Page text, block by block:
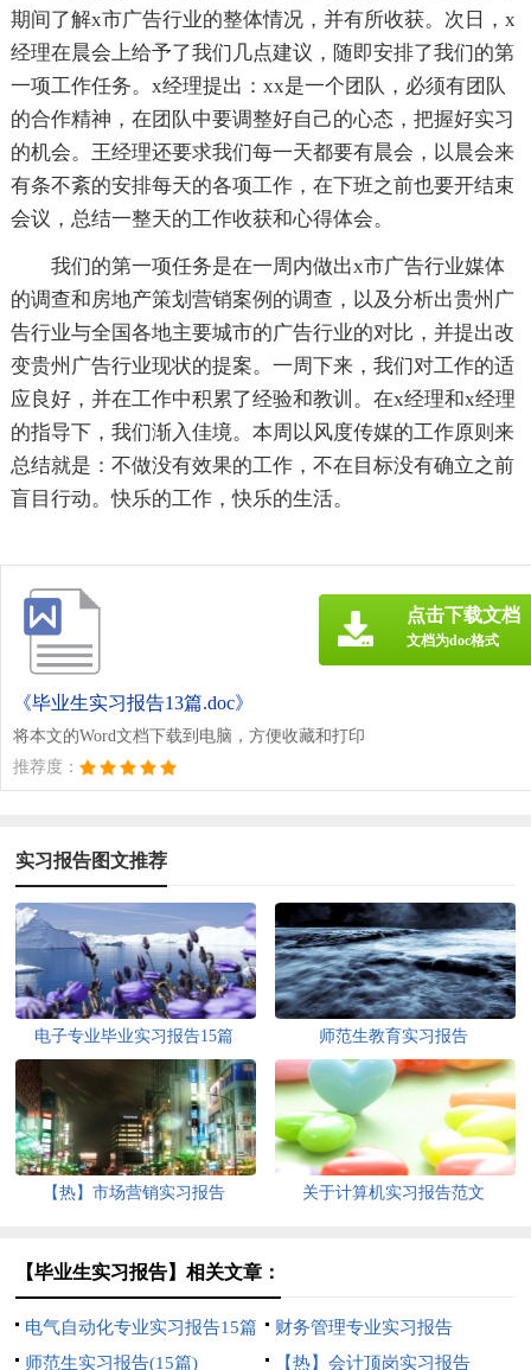
期间了解x市广告行业的整体情况，并有所收获。次日，x
经理在晨会上给予了我们几点建议，随即安排了我们的第
一项工作任务。x经理提出：xx是一个团队，必须有团队
的合作精神，在团队中要调整好自己的心态，把握好实习
的机会。王经理还要求我们每一天都要有晨会，以晨会来
有条不紊的安排每天的各项工作，在下班之前也要开结束
会议，总结一整天的工作收获和心得体会。
我们的第一项任务是在一周内做出x市广告行业媒体
的调查和房地产策划营销案例的调查，以及分析出贵州广
告行业与全国各地主要城市的广告行业的对比，并提出改
变贵州广告行业现状的提案。一周下来，我们对工作的适
应良好，并在工作中积累了经验和教训。在x经理和x经理
的指导下，我们渐入佳境。本周以风度传媒的工作原则来
总结就是：不做没有效果的工作，不在目标没有确立之前
盲目行动。快乐的工作，快乐的生活。
《毕业生实习报告13篇.doc》
将本文的Word文档下载到电脑，方便收藏和打印
推荐度：
点击下载文档
文档为doc格式
实习报告图文推荐
电子专业毕业实习报告15篇 师范生教育实习报告
【热】市场营销实习报告 关于计算机实习报告范文
【毕业生实习报告】相关文章：
电气自动化专业实习报告15篇
财务管理专业实习报告
师范生实习报告(15篇)
【热】会计顶岗实习报告